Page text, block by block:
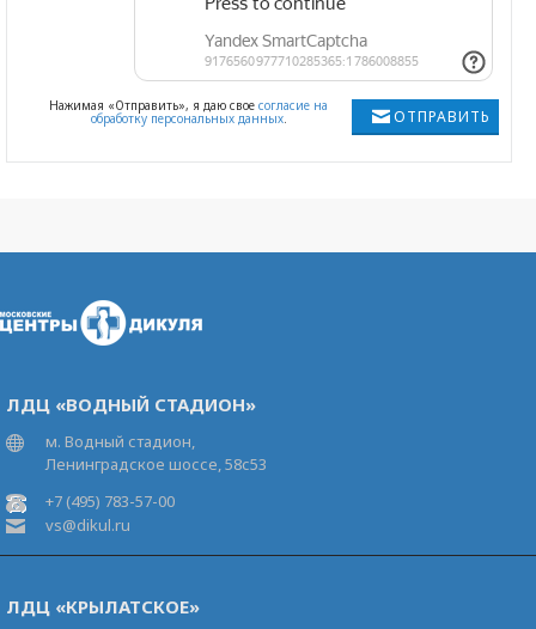
ОТПРАВИТЬ
Нажимая «Отправить», я даю свое согласие на
обработку персональных данных.
ЛДЦ «ВОДНЫЙ СТАДИОН»
м. Водный стадион,
Ленинградское шоссе, 58с53
+7 (495) 783-57-00
vs@dikul.ru
ЛДЦ «КРЫЛАТСКОЕ»